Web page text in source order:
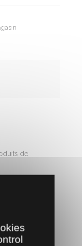
de